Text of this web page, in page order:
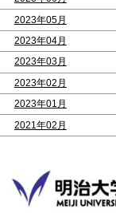
2023年05月
2023年04月
2023年03月
2023年02月
2023年01月
2021年02月